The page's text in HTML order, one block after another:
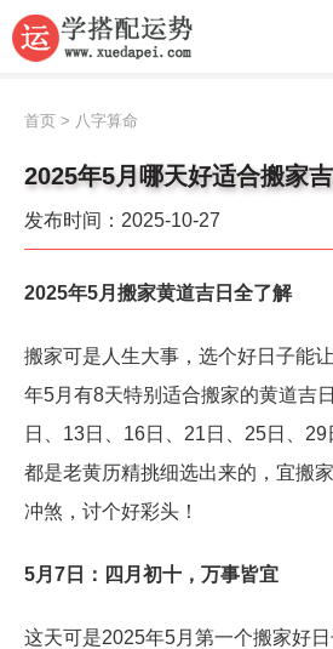
生肖运势
风水
名字
星座
首页 > 八字算命
2025年5月哪天好适合搬家
发布时间：2025-10-27
2025年5月搬家黄道吉日全了解
搬家可是人生大事，选个好日子能
年5月有8天特别适合搬家的黄道吉
日、13日、16日、21日、25日、
都是老黄历精挑细选出来的，宜搬
冲煞，讨个好彩头！
5月7日：四月初十，万事皆宜
这天可是2025年5月第一个搬家好日